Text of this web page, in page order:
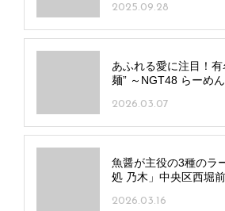
2025.09.28
あふれる愛に注目！
麺” ～NGT48 らーめ
2026.03.07
魚醤が主役の3種のラ
処 乃木」中央区西堀
2026.03.16